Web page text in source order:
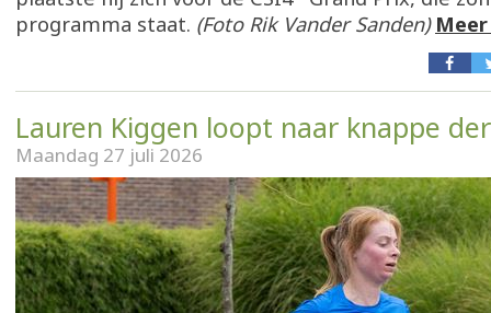
programma staat. (Foto Rik Vander Sanden)
Lauren Kiggen loopt naar knappe
Maandag 27 juli 2026